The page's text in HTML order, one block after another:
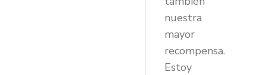
nuestra
mayor
recompensa.
Estoy